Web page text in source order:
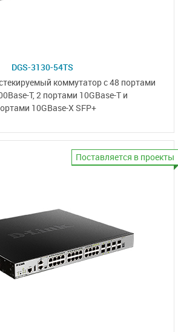
DGS-3130-54TS
коммутаторс 48 портами
T,2 портами 10GBase-T и
10GBase-X SFP+
Поставляется в проекты